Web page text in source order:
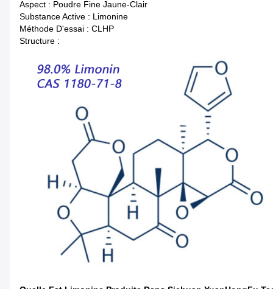
Aspect : Poudre Fine Jaune-Clair
Substance Active : Limonine
Méthode D'essai : CLHP
Structure :